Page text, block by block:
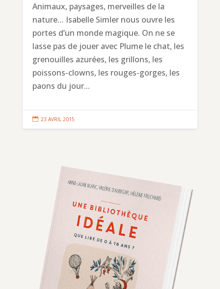
Animaux, paysages, merveilles de la
nature… Isabelle Simler nous ouvre les
portes d’un monde magique. On ne se
lasse pas de jouer avec Plume le chat, les
grenouilles azurées, les grillons, les
poissons-clowns, les rouges-gorges, les
paons du jour...
 23 AVRIL 2015